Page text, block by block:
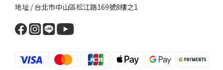
地址 / 台北市中山區松江路169號8樓之1